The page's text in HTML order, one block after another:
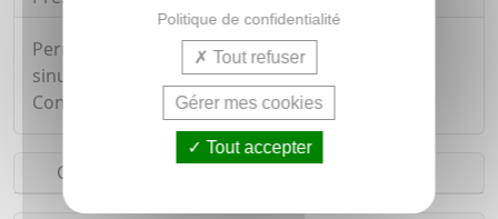
Permet de dégager les sinus lors de rhumes,
sinusites et autres affections de la sphère ORL.
Conditionnement : sachet plastique
Conseils d'utilisation
Politique de confidentialité
Tout refuser
Gérer mes cookies
Tout accepter